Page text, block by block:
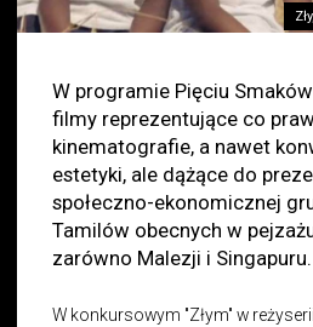
W programie Pięciu
filmy reprezentujące co
kinematografie, a nawet
estetyki, ale dążące do
społeczno-ekonomicznej
Tamilów obecnych w
zarówno Malezji i Singapuru.
W konkursowym "Złym" w